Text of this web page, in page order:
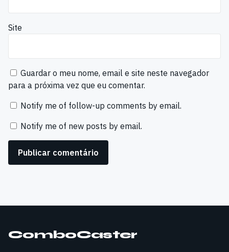
Site
Guardar o meu nome, email e site neste navegador
para a próxima vez que eu comentar.
Notify me of follow-up comments by email.
Notify me of new posts by email.
ComboCaster